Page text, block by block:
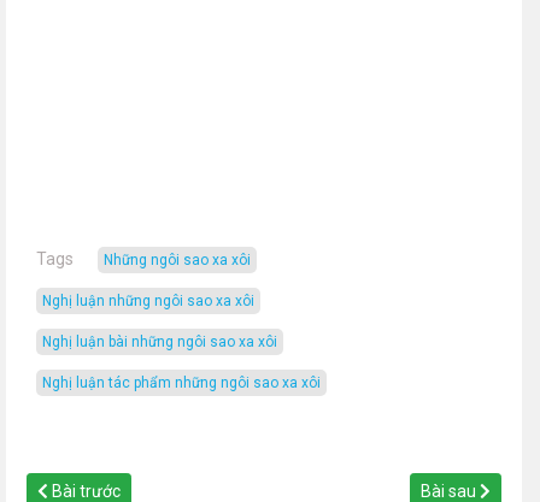
Tags Những ngôi sao xa xôi
nghị luận những ngôi sao xa xôi
nghị luận bài những ngôi sao xa xôi
nghị luận tác phẩm những ngôi sao xa xôi
Bài trước Bài sau